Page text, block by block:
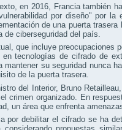
en 2016, Francia también
por diseño" por
de una puerta
de ciberseguridad del país.
que incluye preocupaciones
en tecnologías de cifrado de
mantener su seguridad nunca
de la puerta trasera.
del Interior, Bruno
crimen organizado. En
un área que enfrenta
por debilitar el cifrado se ha